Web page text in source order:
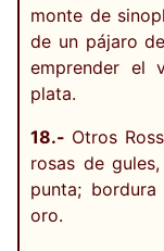
monte de
de un pájaro
emprender el
plata.
18.- Otros
rosas de
punta;
oro.